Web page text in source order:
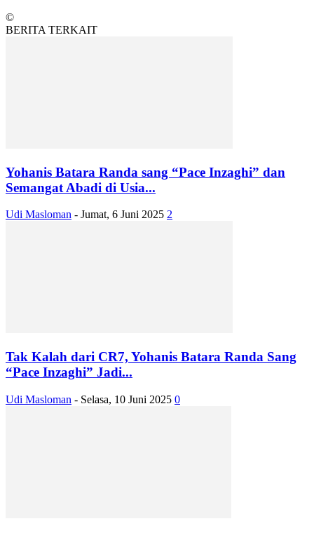
©
BERITA TERKAIT
Yohanis Batara Randa sang “Pace Inzaghi” dan
Semangat Abadi di Usia...
Udi Masloman - Jumat, 6 Juni 2025 2
Tak Kalah dari CR7, Yohanis Batara Randa Sang
“Pace Inzaghi” Jadi...
Udi Masloman - Selasa, 10 Juni 2025 0